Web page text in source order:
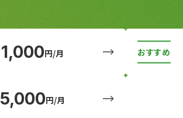
1,000円/月
5,000円/月